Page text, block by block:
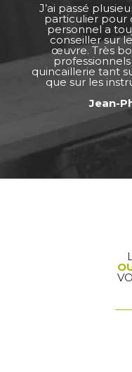
J’ai passé
particulier pour
personnel a
conseiller sur
œuvre. Très
quincaillerie tant
que sur les
Jean-